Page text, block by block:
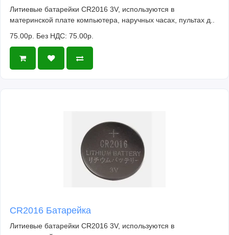
Литиевые батарейки CR2016 3V, используются в
материнской плате компьютера, наручных часах, пультах д..
75.00р. Без НДС: 75.00р.
CR2016 Батарейка
Литиевые батарейки CR2016 3V, используются в